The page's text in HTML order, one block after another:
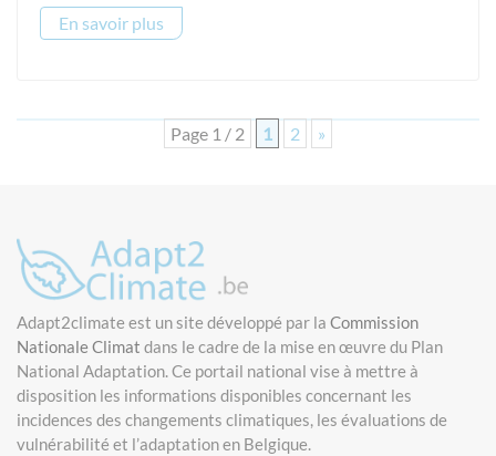
En savoir plus
Page 1 / 2 1 2 »
Adapt2climate est un site développé par la Commission
Nationale Climat dans le cadre de la mise en œuvre du Plan
National Adaptation. Ce portail national vise à mettre à
disposition les informations disponibles concernant les
incidences des changements climatiques, les évaluations de
vulnérabilité et l’adaptation en Belgique.